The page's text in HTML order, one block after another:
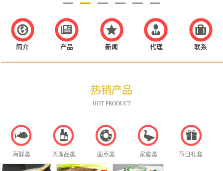
简介 产品 新闻 代理 联系
热销产品
HOT PRODUCT
海鲜类 调理品类 面点类 家禽类 节日礼盒